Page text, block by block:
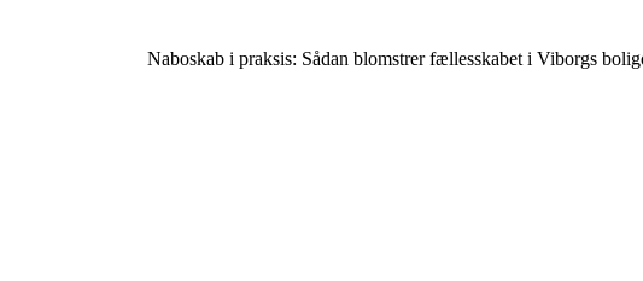
Naboskab i praksis: Sådan blomstrer fællesskabet i Viborgs